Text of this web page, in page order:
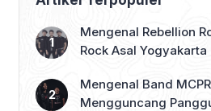
Mengenal Rebellion
Rock Asal Yogyakarta
Mengenal Band
Mengguncang